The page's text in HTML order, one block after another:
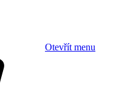
Otevřít menu